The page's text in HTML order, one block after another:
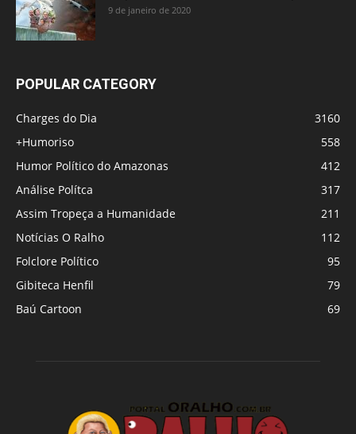
9 de janeiro de 2020
POPULAR CATEGORY
Charges do Dia
3160
+Humoriso
558
Humor Político do Amazonas
412
Análise Polítca
317
Assim Tropeça a Humanidade
211
Notícias O Ralho
112
Folclore Político
95
Gibiteca Henfil
79
Baú Cartoon
69